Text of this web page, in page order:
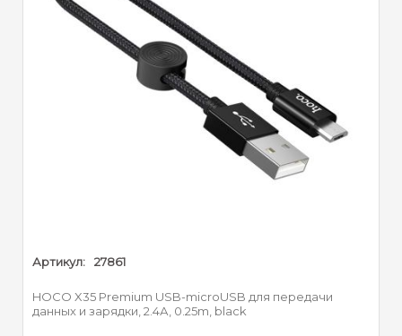
Артикул: 27861
HOCO X35 Premium USB-microUSB для передачи
данных и зарядки, 2.4А, 0.25m, black